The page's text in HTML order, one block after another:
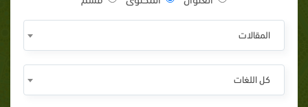
المقالات
كل اللغات